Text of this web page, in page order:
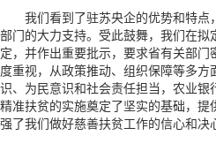
我们看到了驻苏央企的优势和特
部门的大力支持。受此鼓舞，我们在
定，并作出重要批示，要求省有关部
度重视，从政策推动、组织保障等多
识、为民意识和社会责任担当，农业
精准扶贫的实施奠定了坚实的基础，
强了我们做好慈善扶贫工作的信心和